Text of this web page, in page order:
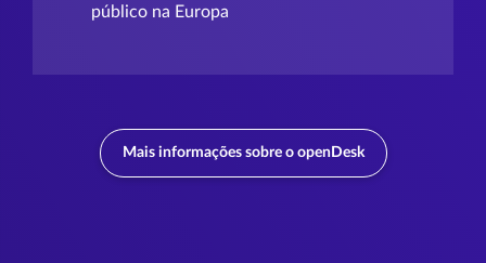
público na Europa
Mais informações sobre o openDesk